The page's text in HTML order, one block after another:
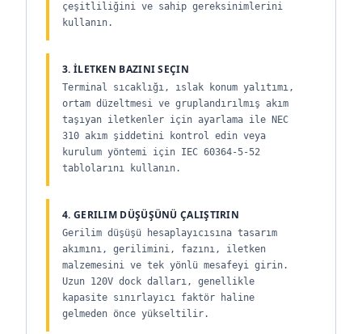
çeşitliliğini ve sahip gereksinimlerini
kullanın.
3. İLETKEN BAZINI SEÇIN
Terminal sıcaklığı, ıslak konum yalıtımı,
ortam düzeltmesi ve gruplandırılmış akım
taşıyan iletkenler için ayarlama ile NEC
310 akım şiddetini kontrol edin veya
kurulum yöntemi için IEC 60364-5-52
tablolarını kullanın.
4. GERILIM DÜŞÜŞÜNÜ ÇALIŞTIRIN
Gerilim düşüşü hesaplayıcısına tasarım
akımını, gerilimini, fazını, iletken
malzemesini ve tek yönlü mesafeyi girin.
Uzun 120V dock dalları, genellikle
kapasite sınırlayıcı faktör haline
gelmeden önce yükseltilir.